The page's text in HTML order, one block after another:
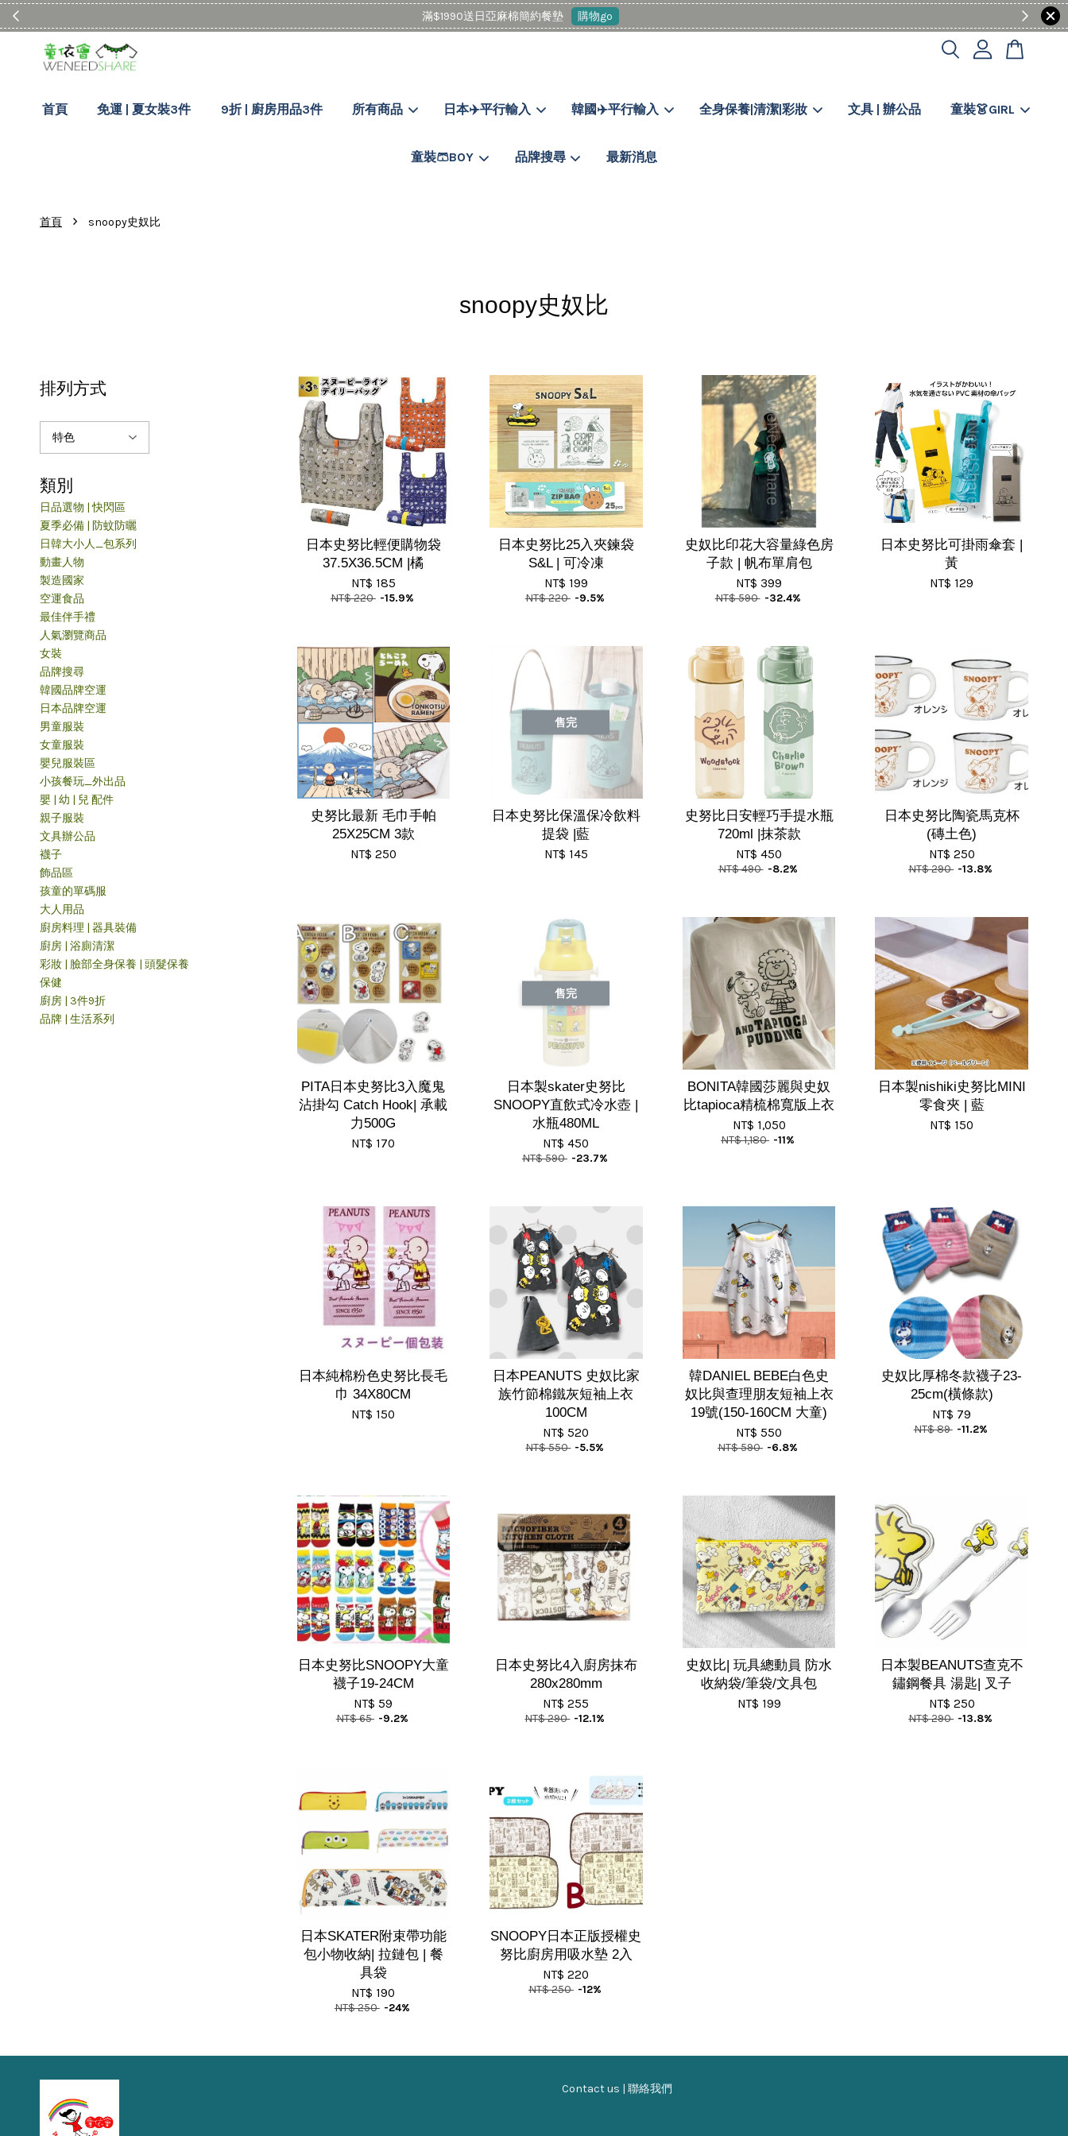
滿$1990送日亞麻棉簡約餐墊 購物go
首頁 免運 | 夏女裝3件 9折 | 廚房用品3件 所有商品 日本✈️平行輸入 韓國✈️平行輸入 全身保養|清潔|彩妝 文具 | 辦公品 童裝👗GIRL
童裝🩳BOY 品牌搜尋 最新消息
首頁 › snoopy史奴比
snoopy史奴比
排列方式
類別
日品選物 | 快閃區
夏季必備 | 防蚊防曬
日韓大小人_包系列
動畫人物
製造國家
空運食品
最佳伴手禮
人氣瀏覽商品
女裝
品牌搜尋
韓國品牌空運
日本品牌空運
男童服裝
女童服裝
嬰兒服裝區
小孩餐玩_外出品
嬰 | 幼 | 兒 配件
親子服裝
文具辦公品
襪子
飾品區
孩童的單碼服
大人用品
廚房料理 | 器具裝備
廚房 | 浴廁清潔
彩妝 | 臉部全身保養 | 頭髮保養
保健
廚房 | 3件9折
品牌 | 生活系列
日本史努比輕便購物袋
37.5X36.5CM |橘
NT$ 185
NT$ 220 -15.9%
日本史努比25入夾鍊袋
S&L | 可冷凍
NT$ 199
NT$ 220 -9.5%
史奴比印花大容量綠色房
子款 | 帆布單肩包
NT$ 399
NT$ 590 -32.4%
日本史努比可掛雨傘套 |
黃
NT$ 129
史努比最新 毛巾手帕
25X25CM 3款
NT$ 250
售完
日本史努比保溫保冷飲料
提袋 |藍
NT$ 145
史努比日安輕巧手提水瓶
720ml |抹茶款
NT$ 450
NT$ 490 -8.2%
日本史努比陶瓷馬克杯
(磚土色)
NT$ 250
NT$ 290 -13.8%
PITA日本史努比3入魔鬼
沾掛勾 Catch Hook| 承載
力500G
NT$ 170
售完
日本製skater史努比
SNOOPY直飲式冷水壺 |
水瓶480ML
NT$ 450
NT$ 590 -23.7%
BONITA韓國莎麗與史奴
比tapioca精梳棉寬版上衣
NT$ 1,050
NT$ 1,180 -11%
日本製nishiki史努比MINI
零食夾 | 藍
NT$ 150
日本純棉粉色史努比長毛
巾 34X80CM
NT$ 150
日本PEANUTS 史奴比家
族竹節棉鐵灰短袖上衣
100CM
NT$ 520
NT$ 550 -5.5%
韓DANIEL BEBE白色史
奴比與查理朋友短袖上衣
19號(150-160CM 大童)
NT$ 550
NT$ 590 -6.8%
史奴比厚棉冬款襪子23-
25cm(橫條款)
NT$ 79
NT$ 89 -11.2%
日本史努比SNOOPY大童
襪子19-24CM
NT$ 59
NT$ 65 -9.2%
日本史努比4入廚房抹布
280x280mm
NT$ 255
NT$ 290 -12.1%
史奴比| 玩具總動員 防水
收納袋/筆袋/文具包
NT$ 199
日本製BEANUTS查克不
鏽鋼餐具 湯匙| 叉子
NT$ 250
NT$ 290 -13.8%
日本SKATER附束帶功能
包小物收納| 拉鏈包 | 餐
具袋
NT$ 190
NT$ 250 -24%
SNOOPY日本正版授權史
努比廚房用吸水墊 2入
NT$ 220
NT$ 250 -12%
Contact us | 聯絡我們